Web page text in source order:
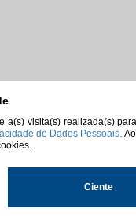
a(s) visita(s) realizada(s)
de Dados Pessoais.
Ciente